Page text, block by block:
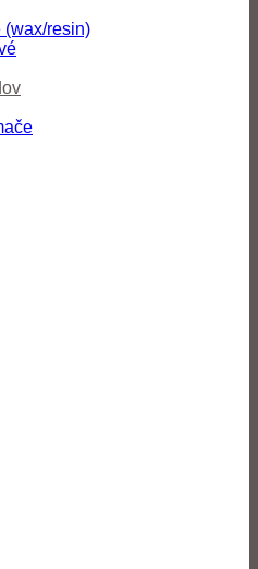
(wax/resin)